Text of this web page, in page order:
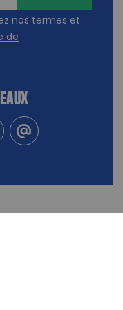
nos termes et
de